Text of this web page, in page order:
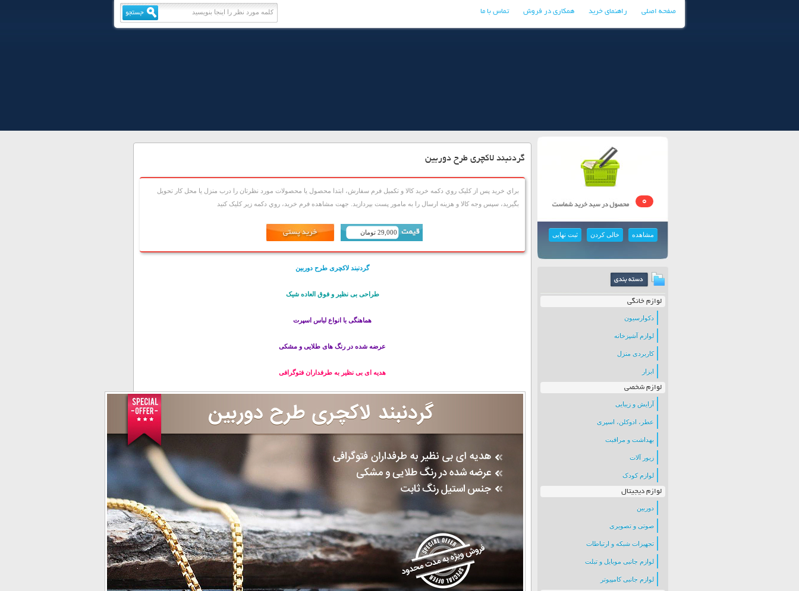
صفحه اصلی راهنمای خرید همکاری در فروش تماس با ما
0
مشاهده خالی کردن ثبت نهایی
لوازم خانگی
دکوارسیون
لوازم آشپزخانه
کاربردی منزل
ابزار
لوازم شخصی
آرایش و زیبایی
عطر، ادوکلن، اسپری
بهداشت و مراقبت
زیور آلات
لوازم کودک
لوازم دیجیتال
دوربین
صوتی و تصویری
تجهیزات شبکه و ارتباطات
لوازم جانبی موبایل و تبلت
لوازم جانبی کامپیوتر
گردنبند لاکچری طرح دوربین
براي خريد پس از کليک روي دکمه خريد کالا و تکميل فرم سفارش، ابتدا محصول يا محصولات مورد نظرتان را درب منزل يا محل کار تحويل
بگيريد، سپس وجه کالا و هزينه ارسال را به مامور پست بپردازيد. جهت مشاهده فرم خريد، روي دکمه زير کليک کنيد
29,000 تومان
گردنبند لاکچری طرح دوربین
طراحی بی نظیر و فوق العاده شیک
هماهنگی با انواع لباس اسپرت
عرضه شده در رنگ های طلایی و مشکی
هدیه ای بی نظیر به طرفداران فتوگرافی